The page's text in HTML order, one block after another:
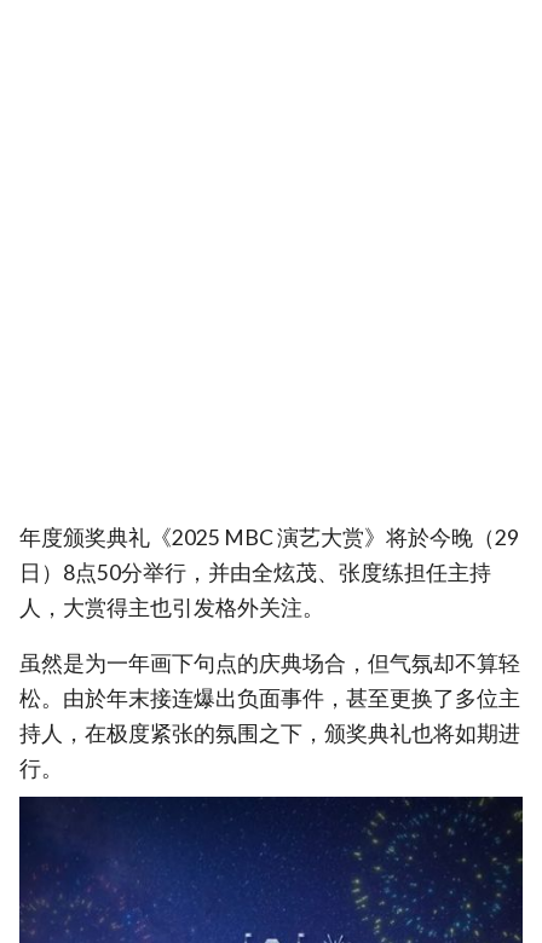
年度颁奖典礼《2025 MBC 演艺大赏》将於今晚（29
日）8点50分举行，并由全炫茂、张度练担任主持
人，大赏得主也引发格外关注。
虽然是为一年画下句点的庆典场合，但气氛却不算轻
松。由於年末接连爆出负面事件，甚至更换了多位主
持人，在极度紧张的氛围之下，颁奖典礼也将如期进
行。